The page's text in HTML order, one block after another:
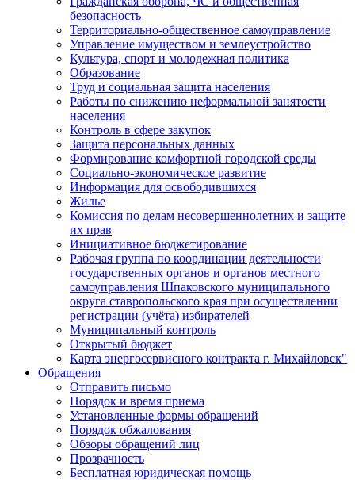
безопасность
Территориально-общественное самоуправление
Управление имуществом и землеустройство
Культура, спорт и молодежная политика
Образование
Труд и социальная защита населения
Работы по снижению неформальной занятости
населения
Контроль в сфере закупок
Защита персональных данных
Формирование комфортной городской среды
Социально-экономическое развитие
Информация для освободившихся
Жилье
Комиссия по делам несовершеннолетних и защите
их прав
Инициативное бюджетирование
Рабочая группа по координации деятельности
государственных органов и органов местного
самоуправления Шпаковского муниципального
округа ставропольского края при осуществлении
регистрации (учёта) избирателей
Муниципальный контроль
Открытый бюджет
Карта энергосервисного контракта г. Михайловск"
Обращения
Отправить письмо
Порядок и время приема
Установленные формы обращений
Порядок обжалования
Обзоры обращений лиц
Прозрачность
Бесплатная юридическая помощь